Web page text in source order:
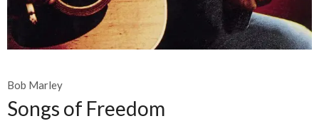
Bob Marley
Songs of Freedom